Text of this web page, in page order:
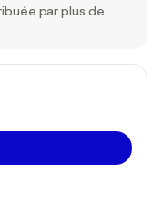
par plus de